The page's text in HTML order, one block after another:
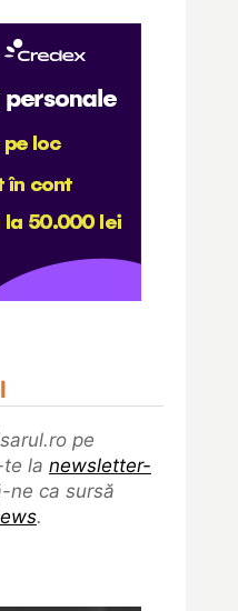
pe
la newsletter-
ne ca sursă
.